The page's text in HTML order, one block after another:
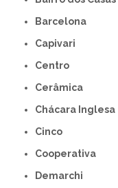
Barcelona
Capivari
Centro
Cerâmica
Chácara Inglesa
Cinco
Cooperativa
Demarchi